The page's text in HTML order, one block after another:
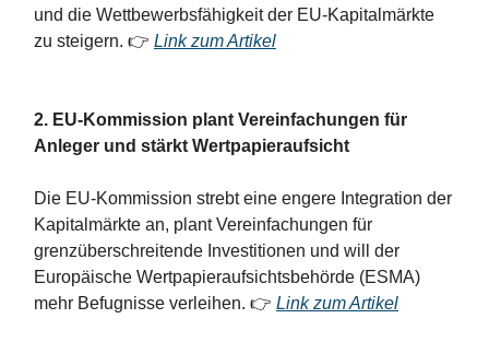
und die Wettbewerbsfähigkeit der EU-Kapitalmärkte
zu steigern. 👉 Link zum Artikel
2. EU-Kommission plant Vereinfachungen für
Anleger und stärkt Wertpapieraufsicht
Die EU-Kommission strebt eine engere Integration der
Kapitalmärkte an, plant Vereinfachungen für
grenzüberschreitende Investitionen und will der
Europäische Wertpapieraufsichtsbehörde (ESMA)
mehr Befugnisse verleihen. 👉 Link zum Artikel